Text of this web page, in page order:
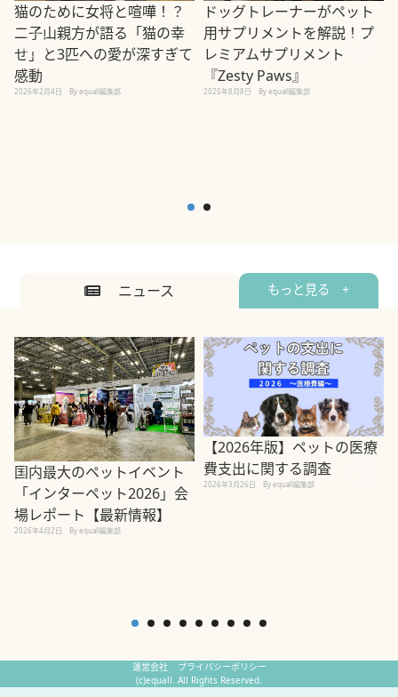
猫のために女将と喧嘩！？
二子山親方が語る「猫の幸
せ」と3匹への愛が深すぎて
感動
2026年2月4日 By equall編集部
ドッグトレーナーがペット
用サプリメントを解説！プ
レミアムサプリメント
『Zesty Paws』
2025年8月8日 By equall編集部
ニュース もっと見る +
国内最大のペットイベント
「インターペット2026」会
場レポート【最新情報】
2026年4月2日 By equall編集部
【2026年版】ペットの医療
費支出に関する調査
2026年3月26日 By equall編集部
運営会社
プライバシーポリシー
(c)equall. All Rights Reserved.